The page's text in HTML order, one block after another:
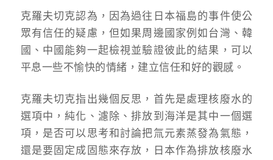
克羅夫切克認為，因為過往日本福島的事件使公
眾有信任的疑慮，但如果周邊國家例如台灣、韓
國、中國能夠一起檢視並驗證彼此的結果，可以
平息一些不愉快的情緒，建立信任和好的觀感。
克羅夫切克指出幾個反思，首先是處理核廢水的
選項中，純化、濾除、排放到海洋是其中一個選
項，是否可以思考和討論把氚元素蒸發為氣態，
還是要固定成固態來存放，日本作為排放核廢水